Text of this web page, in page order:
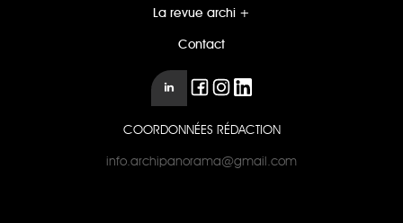
La revue archi +
Contact
COORDONNÉES RÉDACTION
info.archipanorama@gmail.com